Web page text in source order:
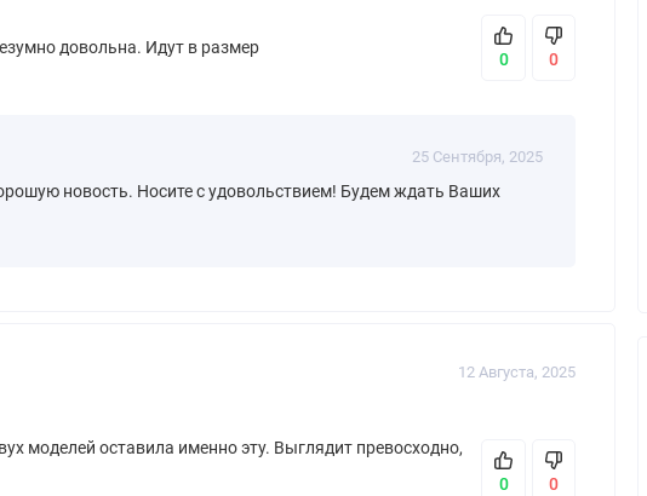
довольна. Идут в размер
0 0
25 Сентября, 2025
новость. Носите с удовольствием! Будем ждать Ваших
12 Августа, 2025
моделей оставила именно эту. Выглядит превосходно,
0 0